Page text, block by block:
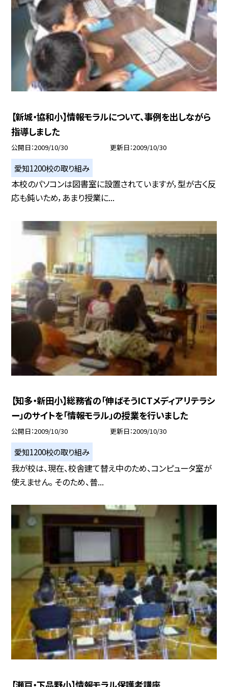
【新城・協和小】情報モラルについて、事例を出しながら
指導しました
公開日 2009/10/30 更新日 2009/10/30
愛知1200校の取り組み
本校のパソコンは図書室に設置されていますが，型が古く反
応も鈍いため，あまり授業に...
【知多・新田小】総務省の「伸ばそうICTメディアリテラシ
ー」のサイトを「情報モラル」の授業を行いました
公開日 2009/10/30 更新日 2009/10/30
愛知1200校の取り組み
我が校は、現在、校舎建て替え中のため、コンピュータ室が
使えません。 そのため、普...